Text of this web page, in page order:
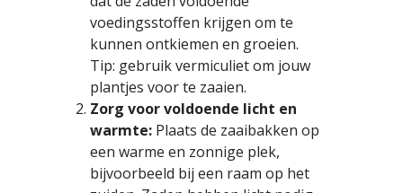
voedingsstoffen krijgen om te
kunnen ontkiemen en groeien.
Tip: gebruik vermiculiet om jouw
plantjes voor te zaaien.
Zorg voor voldoende licht en
warmte: Plaats de zaaibakken op
een warme en zonnige plek,
bijvoorbeeld bij een raam op het